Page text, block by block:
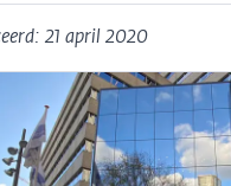
21 april 2020